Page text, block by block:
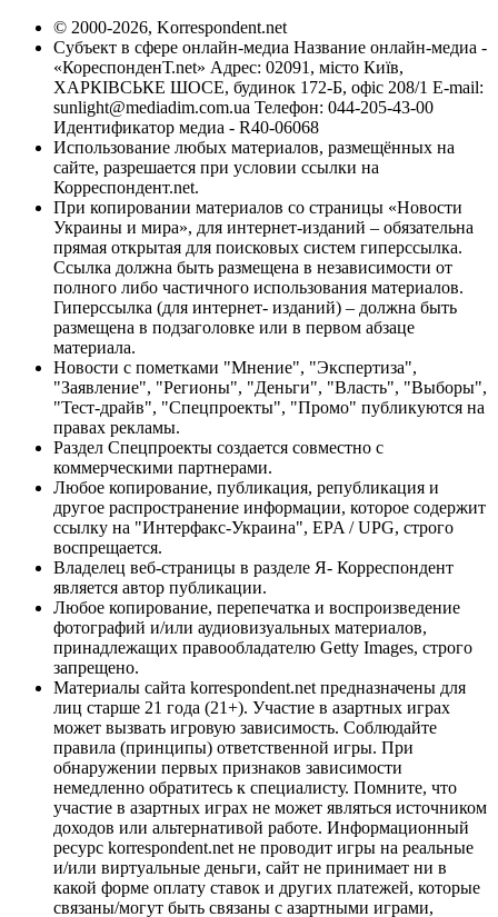
© 2000-2026, Korrespondent.net
Субъект в сфере онлайн-медиа Название онлайн-медиа -
«КореспонденТ.net» Адрес: 02091, місто Київ,
ХАРКІВСЬКЕ ШОСЕ, будинок 172-Б, офіс 208/1 E-mail:
sunlight@mediadim.com.ua Телефон: 044-205-43-00
Идентификатор медиа - R40-06068
Использование любых материалов, размещённых на
сайте, разрешается при условии ссылки на
Корреспондент.net.
При копировании материалов со страницы «Новости
Украины и мира», для интернет-изданий – обязательна
прямая открытая для поисковых систем гиперссылка.
Ссылка должна быть размещена в независимости от
полного либо частичного использования материалов.
Гиперссылка (для интернет- изданий) – должна быть
размещена в подзаголовке или в первом абзаце
материала.
Новости с пометками "Мнение", "Экспертиза",
"Заявление", "Регионы", "Деньги", "Власть", "Выборы",
"Тест-драйв", "Спецпроекты", "Промо" публикуются на
правах рекламы.
Раздел Спецпроекты создается совместно с
коммерческими партнерами.
Любое копирование, публикация, републикация и
другое распространение информации, которое содержит
ссылку на "Интерфакс-Украина", EPA / UPG, строго
воспрещается.
Владелец веб-страницы в разделе Я- Корреспондент
является автор публикации.
Любое копирование, перепечатка и воспроизведение
фотографий и/или аудиовизуальных материалов,
принадлежащих правообладателю Getty Images, строго
запрещено.
Материалы сайта korrespondent.net предназначены для
лиц старше 21 года (21+). Участие в азартных играх
может вызвать игровую зависимость. Соблюдайте
правила (принципы) ответственной игры. При
обнаружении первых признаков зависимости
немедленно обратитесь к специалисту. Помните, что
участие в азартных играх не может являться источником
доходов или альтернативой работе. Информационный
ресурс korrespondent.net не проводит игры на реальные
и/или виртуальные деньги, сайт не принимает ни в
какой форме оплату ставок и других платежей, которые
связаны/могут быть связаны с азартными играми,